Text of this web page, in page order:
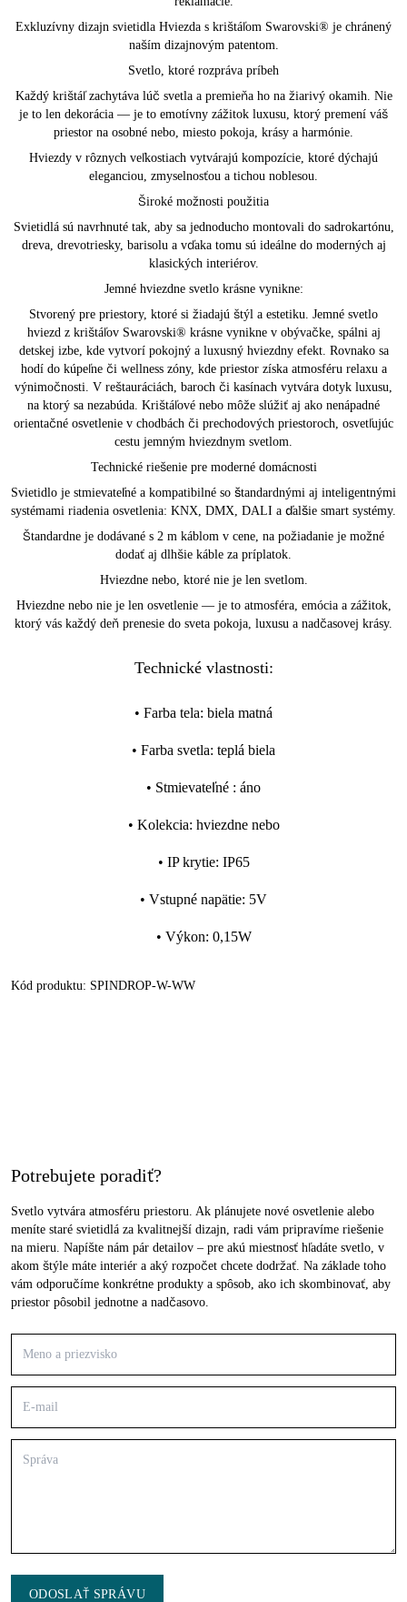
Exkluzívny dizajn svietidla Hviezda s krištáľom Swarovski® je chránený
naším dizajnovým patentom.
Svetlo, ktoré rozpráva príbeh
Každý krištáľ zachytáva lúč svetla a premieňa ho na žiarivý okamih. Nie
je to len dekorácia — je to emotívny zážitok luxusu, ktorý premení váš
priestor na osobné nebo, miesto pokoja, krásy a harmónie.
Hviezdy v rôznych veľkostiach vytvárajú kompozície, ktoré dýchajú
eleganciou, zmyselnosťou a tichou noblesou.
Široké možnosti použitia
Svietidlá sú navrhnuté tak, aby sa jednoducho montovali do sadrokartónu,
dreva, drevotriesky, barisolu a vďaka tomu sú ideálne do moderných aj
klasických interiérov.
Jemné hviezdne svetlo krásne vynikne:
Stvorený pre priestory, ktoré si žiadajú štýl a estetiku. Jemné svetlo
hviezd z krištáľov Swarovski® krásne vynikne v obývačke, spálni aj
detskej izbe, kde vytvorí pokojný a luxusný hviezdny efekt. Rovnako sa
hodí do kúpeľne či wellness zóny, kde priestor získa atmosféru relaxu a
výnimočnosti. V reštauráciách, baroch či kasínach vytvára dotyk luxusu,
na ktorý sa nezabúda. Krištáľové nebo môže slúžiť aj ako nenápadné
orientačné osvetlenie v chodbách či prechodových priestoroch, osvetľujúc
cestu jemným hviezdnym svetlom.
Technické riešenie pre moderné domácnosti
Svietidlo je stmievateľné a kompatibilné so štandardnými aj inteligentnými
systémami riadenia osvetlenia: KNX, DMX, DALI a ďalšie smart systémy.
Štandardne je dodávané s 2 m káblom v cene, na požiadanie je možné
dodať aj dlhšie káble za príplatok.
Hviezdne nebo, ktoré nie je len svetlom.
Hviezdne nebo nie je len osvetlenie — je to atmosféra, emócia a zážitok,
ktorý vás každý deň prenesie do sveta pokoja, luxusu a nadčasovej krásy.
Technické vlastnosti:
• Farba tela: biela matná
• Farba svetla: teplá biela
• Stmievateľné : áno
• Kolekcia: hviezdne nebo
• IP krytie: IP65
• Vstupné napätie: 5V
• Výkon: 0,15W
Kód produktu: SPINDROP-W-WW
Potrebujete poradiť?
Svetlo vytvára atmosféru priestoru. Ak plánujete nové osvetlenie alebo
meníte staré svietidlá za kvalitnejší dizajn, radi vám pripravíme riešenie
na mieru. Napíšte nám pár detailov – pre akú miestnosť hľadáte svetlo, v
akom štýle máte interiér a aký rozpočet chcete dodržať. Na základe toho
vám odporučíme konkrétne produkty a spôsob, ako ich skombinovať, aby
priestor pôsobil jednotne a nadčasovo.
ODOSLAŤ SPRÁVU